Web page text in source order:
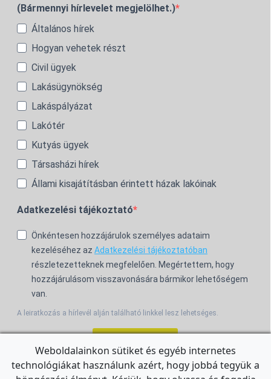
(Bármennyi hírlevelet megjelölhet.)
Általános hírek
Hogyan vehetek részt
Civil ügyek
Lakásügynökség
Lakáspályázat
Lakótér
Kutyás ügyek
Társasházi hírek
Állami kisajátításban érintett házak lakóinak
Adatkezelési tájékoztató
Önkéntesen hozzájárulok személyes adataim
kezeléséhez az Adatkezelési tájékoztatóban
részletezetteknek megfelelően. Megértettem, hogy
hozzájárulásom visszavonására bármikor lehetőségem
van.
A leiratkozás a hírlevél alján található linkkel lesz lehetséges.
For the English Newsletter, clickHERE.
Weboldalainkon sütiket és egyéb internetes
technológiákat használunk azért, hogy jobbá tegyük a